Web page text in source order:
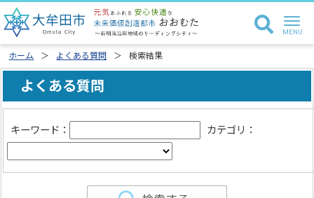
ホーム よくある質問 検索結果
よくある質問
キーワード： カテゴリ：